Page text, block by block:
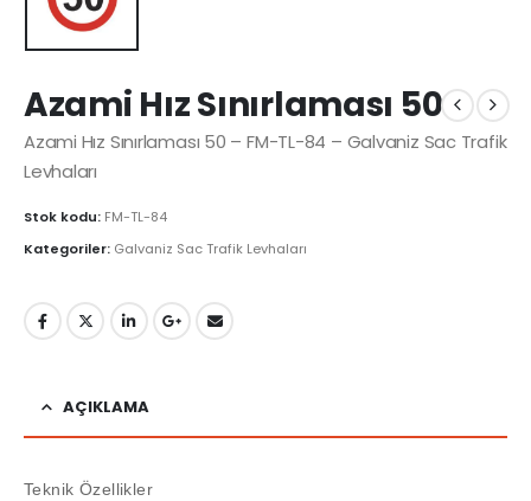
Azami Hız Sınırlaması 50
Azami Hız Sınırlaması 50 – FM-TL-84 – Galvaniz Sac Trafik
Levhaları
Stok kodu: FM-TL-84
Kategoriler: Galvaniz Sac Trafik Levhaları
AÇIKLAMA
Teknik Özellikler